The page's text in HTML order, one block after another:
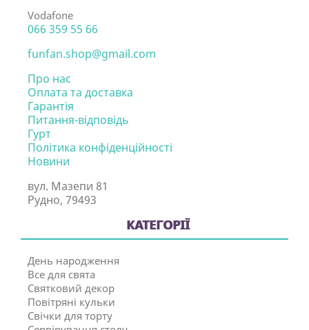
Vodafone
066 359 55 66
funfan.shop@gmail.com
Про нас
Оплата та доставка
Гарантія
Питання-відповідь
Гурт
Політика конфіденційності
Новини
вул. Мазепи 81
Рудно, 79493
КАТЕГОРІЇ
День народження
Все для свята
Святковий декор
Повітряні кульки
Свічки для торту